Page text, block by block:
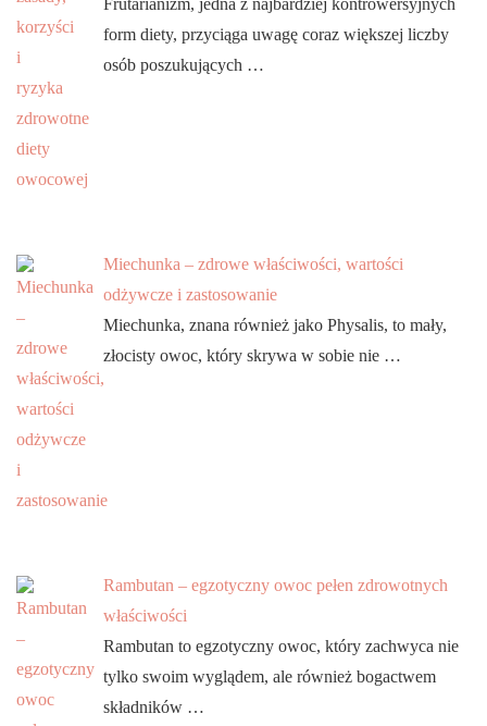
Frutarianizm, jedna z najbardziej kontrowersyjnych
form diety, przyciąga uwagę coraz większej liczby
osób poszukujących …
Miechunka – zdrowe właściwości, wartości
odżywcze i zastosowanie
Miechunka, znana również jako Physalis, to mały,
złocisty owoc, który skrywa w sobie nie …
Rambutan – egzotyczny owoc pełen zdrowotnych
właściwości
Rambutan to egzotyczny owoc, który zachwyca nie
tylko swoim wyglądem, ale również bogactwem
składników …